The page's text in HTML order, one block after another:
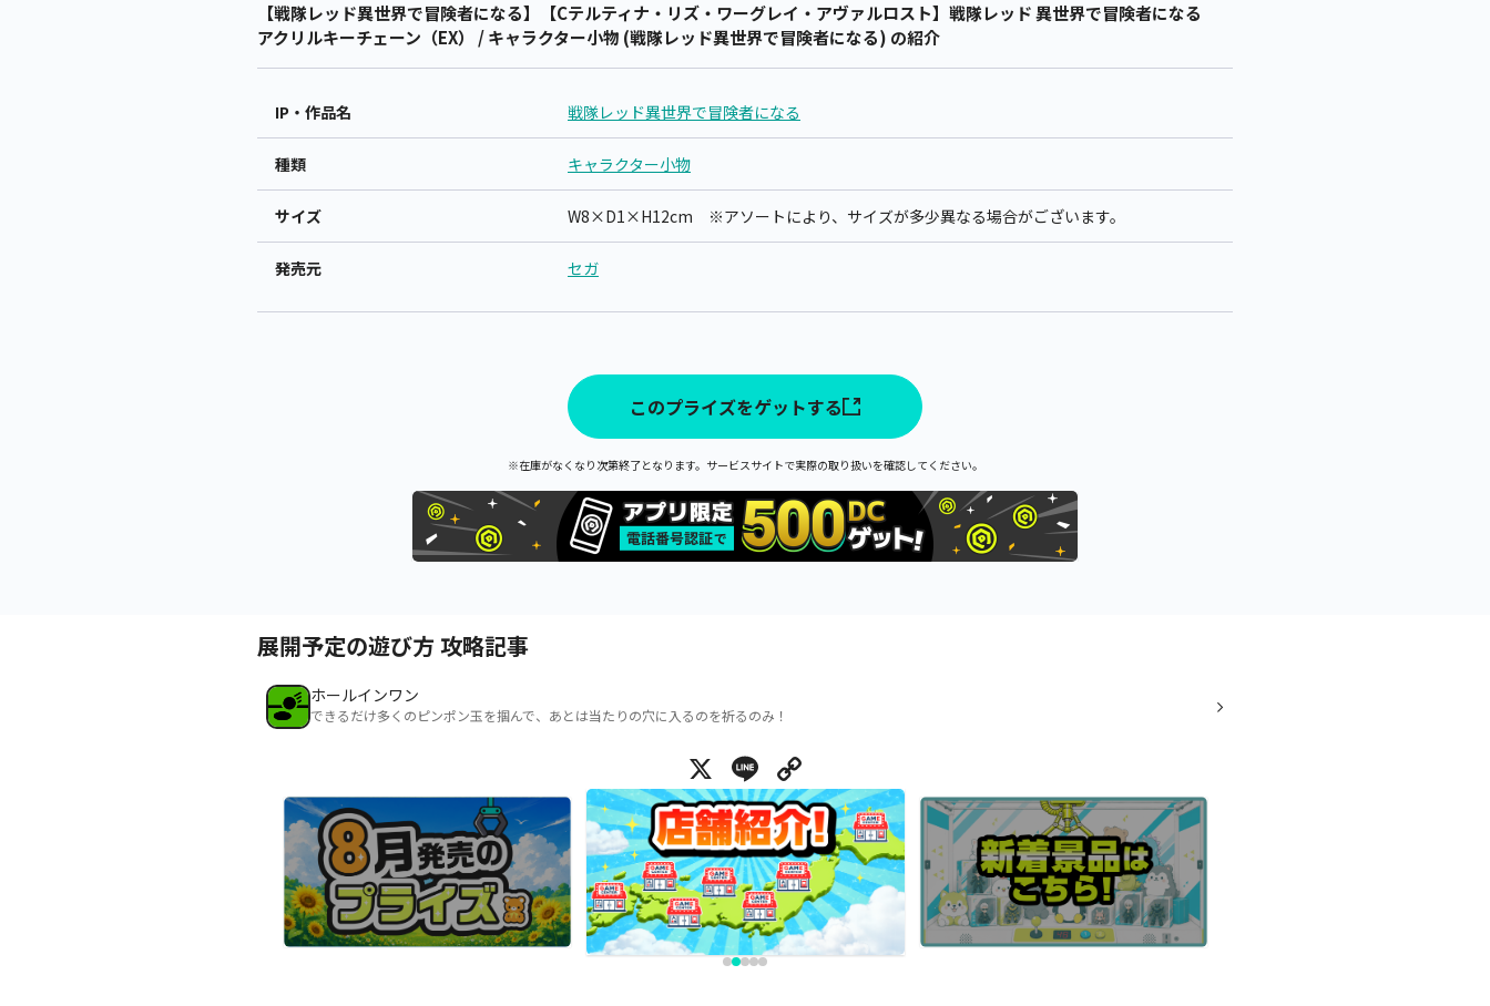
【戦隊レッド異世界で冒険者になる】【Cテルティナ・リズ・ワーグレイ・アヴァルロスト】戦隊レッド 異世界で冒険者になる
アクリルキーチェーン（EX） / キャラクター小物 (戦隊レッド異世界で冒険者になる) の紹介
IP・作品名 戦隊レッド異世界で冒険者になる
種類 キャラクター小物
サイズ W8×D1×H12cm ※アソートにより、サイズが多少異なる場合がございます。
発売元 セガ
このプライズをゲットする
※在庫がなくなり次第終了となります。サービスサイトで実際の取り扱いを確認してください。
展開予定の遊び方 攻略記事
ホールインワン
できるだけ多くのピンポン玉を掴んで、あとは当たりの穴に入るのを祈るのみ！
X Line